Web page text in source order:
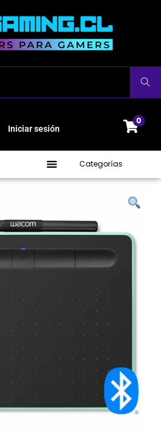
Buscar
Iniciar sesión
0
Categorías